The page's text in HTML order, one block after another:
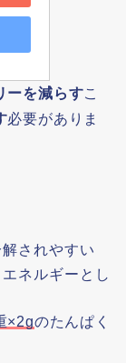
ーを減らすこ
必要がありま
されやすい
ネルギーとし
×2gのたんぱく